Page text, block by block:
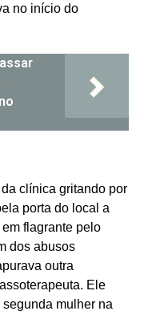
no início do
clínica gritando por
porta do local a
flagrante pelo
dos abusos
outra
Ele
mulher na